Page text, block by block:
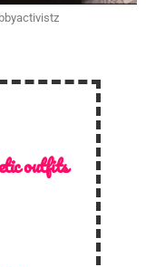
outfits